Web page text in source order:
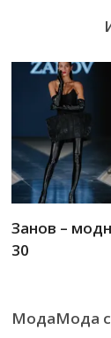
Занов –
30
МодаМода